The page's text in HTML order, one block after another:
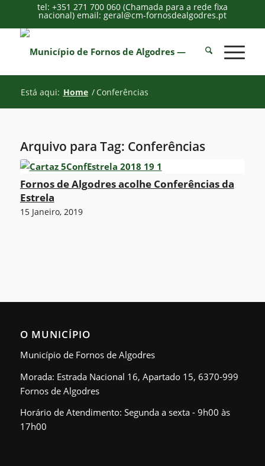
tel: +351 271 700 060 (Chamada para a rede fixa
nacional) email: geral@cm-fornosdealgodres.pt
Está aqui: Home / Conferências
Arquivo para Tag: Conferências
Fornos de Algodres acolhe Conferências da
Estrela
15 Janeiro, 2019
O MUNICÍPIO
Município de Fornos de Algodres
Morada: Estrada Nacional 16, Apartado 15, 6370-999
Fornos de Algodres
Horário de Atendimento: Segunda a sexta - 9h00 às
17h00